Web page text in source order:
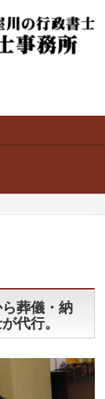
葬儀・納
代行。